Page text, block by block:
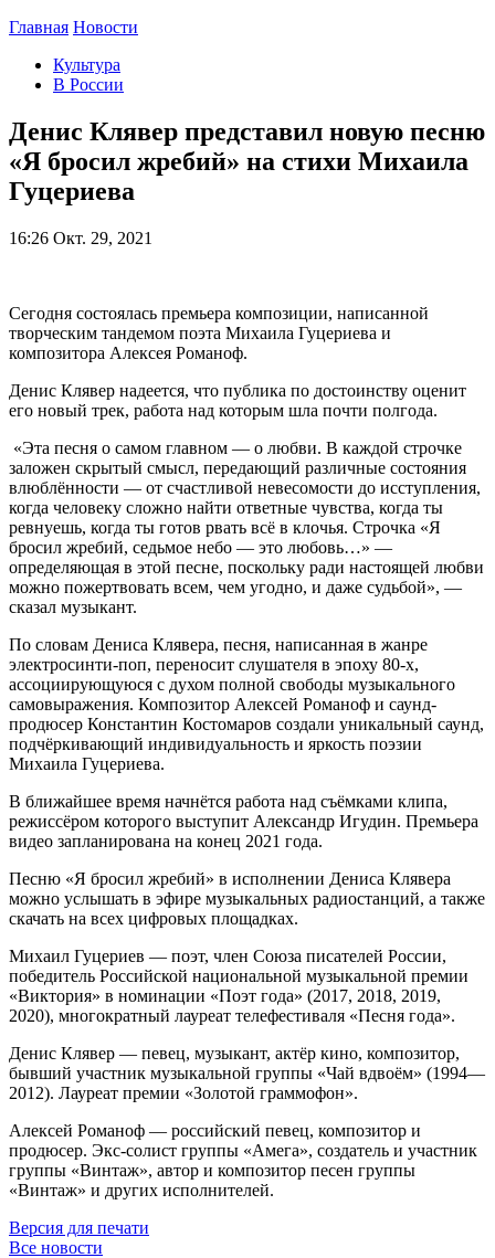
Главная Новости
Культура
В России
Денис Клявер представил новую песню
«Я бросил жребий» на стихи Михаила
Гуцериева
16:26 Окт. 29, 2021
Сегодня состоялась премьера композиции, написанной
творческим тандемом поэта Михаила Гуцериева и
композитора Алексея Романоф.
Денис Клявер надеется, что публика по достоинству оценит
его новый трек, работа над которым шла почти полгода.
«Эта песня о самом главном — о любви. В каждой строчке
заложен скрытый смысл, передающий различные состояния
влюблённости — от счастливой невесомости до исступления,
когда человеку сложно найти ответные чувства, когда ты
ревнуешь, когда ты готов рвать всё в клочья. Строчка «Я
бросил жребий, седьмое небо — это любовь…» —
определяющая в этой песне, поскольку ради настоящей любви
можно пожертвовать всем, чем угодно, и даже судьбой», —
сказал музыкант.
По словам Дениса Клявера, песня, написанная в жанре
электросинти-поп, переносит слушателя в эпоху 80-х,
ассоциирующуюся с духом полной свободы музыкального
самовыражения. Композитор Алексей Романоф и саунд-
продюсер Константин Костомаров создали уникальный саунд,
подчёркивающий индивидуальность и яркость поэзии
Михаила Гуцериева.
В ближайшее время начнётся работа над съёмками клипа,
режиссёром которого выступит Александр Игудин. Премьера
видео запланирована на конец 2021 года.
Песню «Я бросил жребий» в исполнении Дениса Клявера
можно услышать в эфире музыкальных радиостанций, а также
скачать на всех цифровых площадках.
Михаил Гуцериев — поэт, член Союза писателей России,
победитель Российской национальной музыкальной премии
«Виктория» в номинации «Поэт года» (2017, 2018, 2019,
2020), многократный лауреат телефестиваля «Песня года».
Денис Клявер — певец, музыкант, актёр кино, композитор,
бывший участник музыкальной группы «Чай вдвоём» (1994—
2012). Лауреат премии «Золотой граммофон».
Алексей Романоф — российский певец, композитор и
продюсер. Экс-солист группы «Амега», создатель и участник
группы «Винтаж», автор и композитор песен группы
«Винтаж» и других исполнителей.
Версия для печати
Все новости